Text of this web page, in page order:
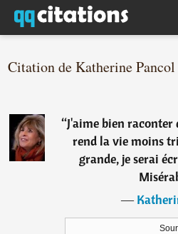
Citation de Katherine Pancol
“J'aime bien raconter
rend la vie moins
grande, je serai
―